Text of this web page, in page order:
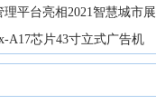
平台亮相2021智慧城市展
A17芯片43寸立式广告机